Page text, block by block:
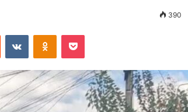
390
Reddit VKontakteOdnoklassniki
Pocket